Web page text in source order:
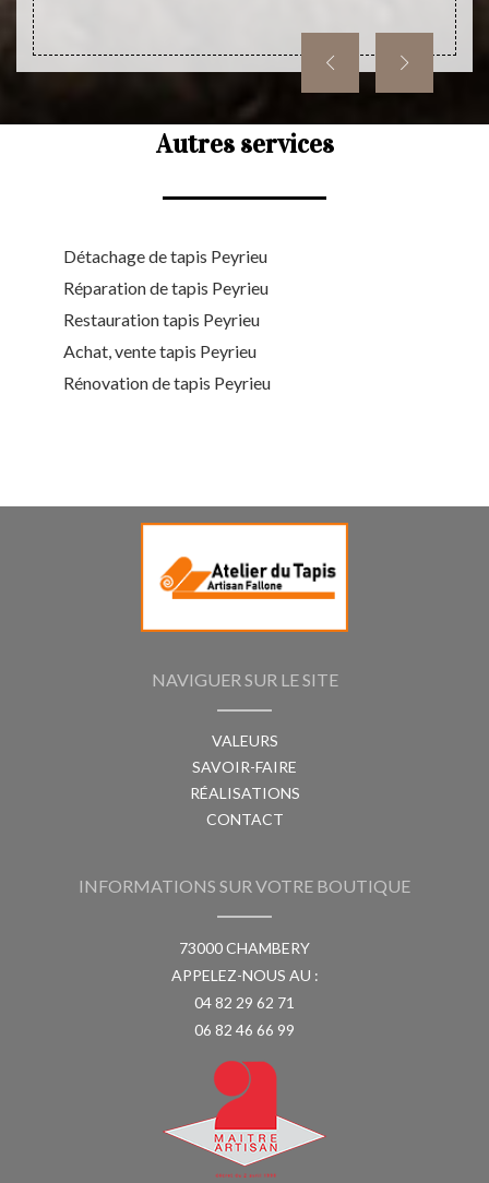
Autres services
Détachage de tapis Peyrieu
Réparation de tapis Peyrieu
Restauration tapis Peyrieu
Achat, vente tapis Peyrieu
Rénovation de tapis Peyrieu
NAVIGUER SUR LE SITE
VALEURS
SAVOIR-FAIRE
RÉALISATIONS
CONTACT
INFORMATIONS SUR VOTRE BOUTIQUE
73000 CHAMBERY
APPELEZ-NOUS AU :
04 82 29 62 71
06 82 46 66 99